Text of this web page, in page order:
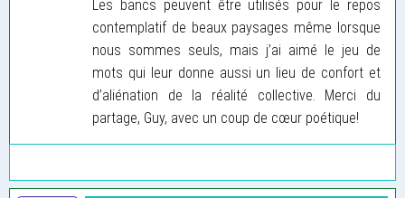
Les bancs peuvent être utilisés pour le repos
contemplatif de beaux paysages même lorsque
nous sommes seuls, mais j’ai aimé le jeu de
mots qui leur donne aussi un lieu de confort et
d’aliénation de la réalité collective. Merci du
partage, Guy, avec un coup de cœur poétique!